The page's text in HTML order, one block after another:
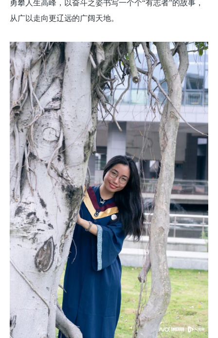
勇攀人生高峰，以奋斗之姿书写一个个“有志者”的故事，
从广以走向更辽远的广阔天地。